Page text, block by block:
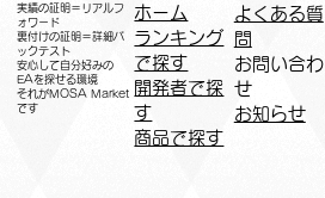
実績の証明＝リアルフ
ォワード
裏付けの証明＝詳細バ
ックテスト
安心して自分好みの
EAを探せる環境
​それがMOSA Market
です
ホーム
ランキング
で探す
開発者で探
す
商品で探す
よくある質
問
お問い合わ
せ
お知らせ